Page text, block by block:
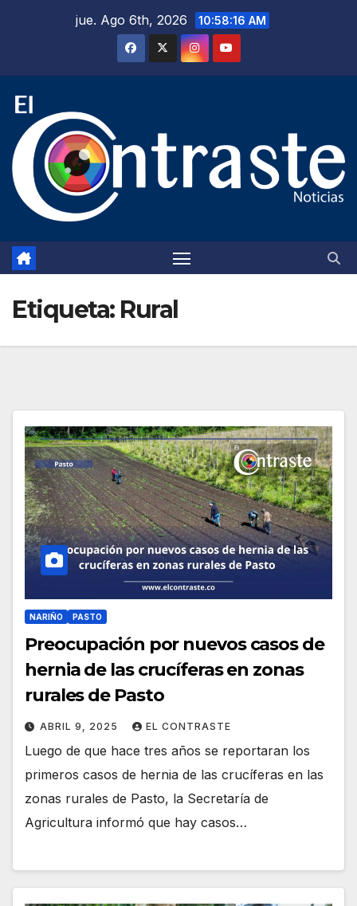
jue. Ago 6th, 2026 10:58:17 AM
Etiqueta: Rural
NARIÑO PASTO
Preocupación por nuevos casos de
hernia de las crucíferas en zonas
rurales de Pasto
ABRIL 9, 2025 EL CONTRASTE
Luego de que hace tres años se reportaran los
primeros casos de hernia de las crucíferas en las
zonas rurales de Pasto, la Secretaría de
Agricultura informó que hay casos…